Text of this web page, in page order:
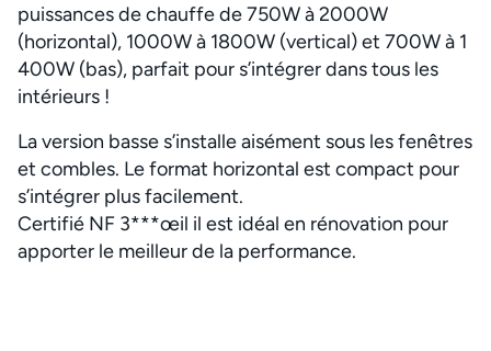
puissances de chauffe de 750W à 2000W
(horizontal), 1000W à 1800W (vertical) et 700W à 1
400W (bas), parfait pour s’intégrer dans tous les
intérieurs !
La version basse s’installe aisément sous les fenêtres
et combles. Le format horizontal est compact pour
s’intégrer plus facilement.
Certifié NF 3***œil il est idéal en rénovation pour
apporter le meilleur de la performance.